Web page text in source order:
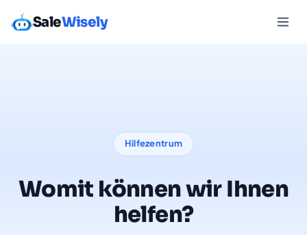
SaleWisely
Hilfezentrum
Womit können wir Ihnen
helfen?